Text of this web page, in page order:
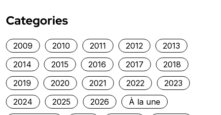
Categories
2009 2010 2011 2012
2013
2014
2015 2016 2017
2018
2019
2020 2021 2022
2023
2024
2025 2026
À la une